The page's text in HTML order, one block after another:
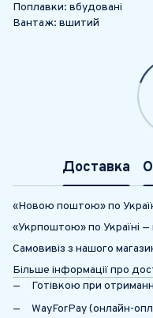
Поплавки: вбудовані
Вантаж: вшитий
Доставка
«Новою поштою» по
«Укрпоштою» по Україні —
Самовивіз з нашого
Більше інформації про
Готівкою при
WayForPay (онлайн-